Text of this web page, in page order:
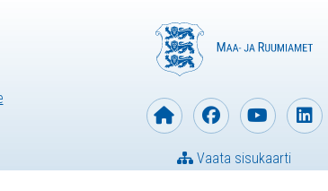
Vaata sisukaarti